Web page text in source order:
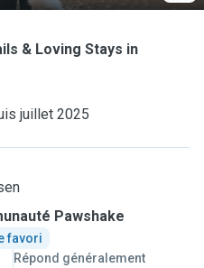
& Loving Stays in
juillet 2025
Pawshake
favori
Répond généralement